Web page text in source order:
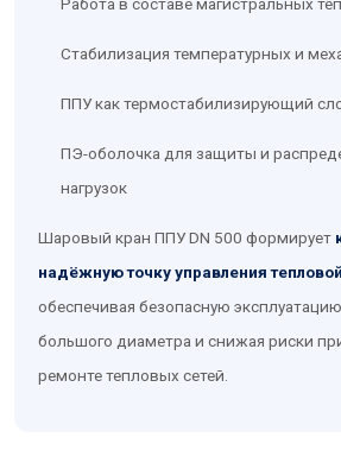
Работа в составе магистральных
Стабилизация температурных и
ППУ как термостабилизирующий
ПЭ-оболочка для защиты и
нагрузок
Шаровый кран ППУ DN 500 формирует
надёжную точку управления
обеспечивая безопасную
большого диаметра и снижая риски
ремонте тепловых сетей.